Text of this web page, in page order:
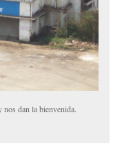
dan la bienvenida.